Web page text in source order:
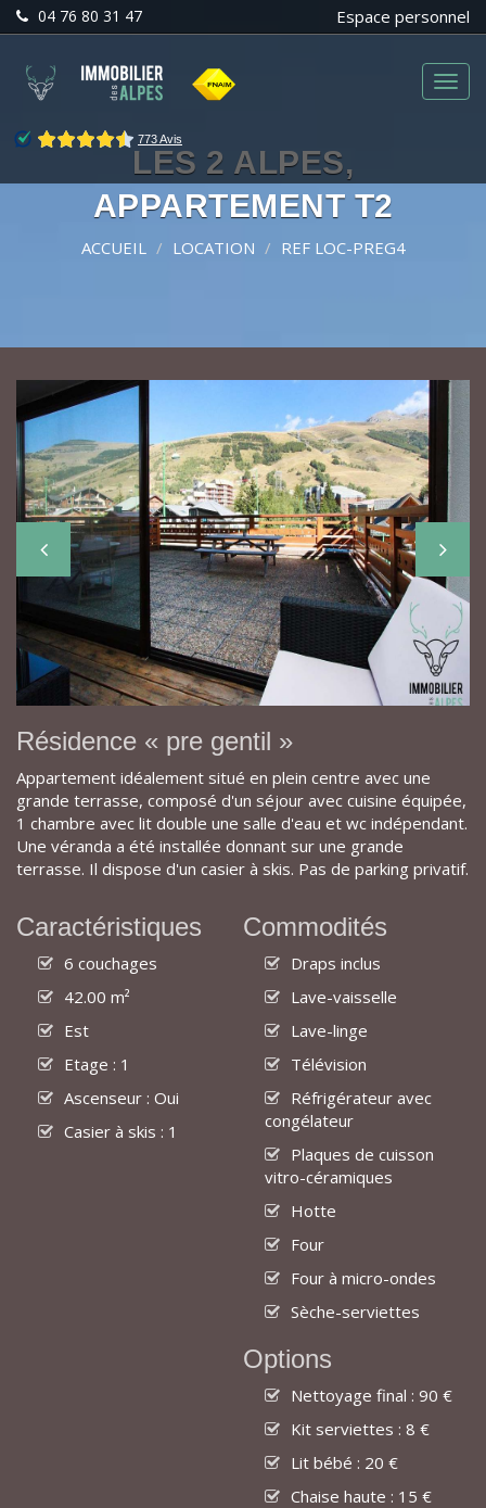
04 76 80 31 47 Espace personnel
Menu
LES 2 ALPES,
APPARTEMENT T2
ACCUEIL LOCATION REF LOC-PREG4
Résidence « pre gentil »
Appartement idéalement situé en plein centre avec une
grande terrasse, composé d'un séjour avec cuisine équipée,
1 chambre avec lit double une salle d'eau et wc indépendant.
Une véranda a été installée donnant sur une grande
terrasse. Il dispose d'un casier à skis. Pas de parking privatif.
Caractéristiques
6 couchages
42.00 m²
Est
Etage : 1
Ascenseur : Oui
Casier à skis : 1
Commodités
Draps inclus
Lave-vaisselle
Lave-linge
Télévision
Réfrigérateur avec
congélateur
Plaques de cuisson
vitro-céramiques
Hotte
Four
Four à micro-ondes
Sèche-serviettes
Options
Nettoyage final : 90 €
Kit serviettes : 8 €
Lit bébé : 20 €
Chaise haute : 15 €